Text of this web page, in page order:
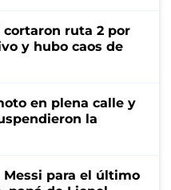
ruta 2 por
y hubo caos de
en plena calle y
la
para el último